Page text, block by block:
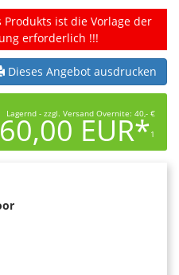
ist die Vorlage der
erforderlich !!!
Dieses Angebot ausdrucken
Lagernd - zzgl. Versand Overnite: 40,- €
EUR*1